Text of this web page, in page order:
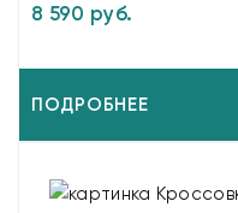
8 590 руб.
ПОДРОБНЕЕ